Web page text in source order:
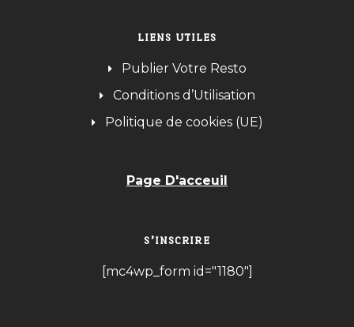
LIENS UTILES
Publier Votre Resto
Conditions d’Utilisation
Politique de cookies (UE)
Page D'acceuil
S’INSCRIRE
[mc4wp_form id="1180"]